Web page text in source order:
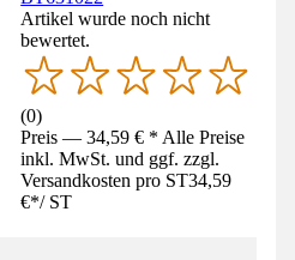
Artikel wurde noch nicht
bewertet.
(0)
Preis — 34,59 € * Alle Preise
inkl. MwSt. und ggf. zzgl.
Versandkosten pro ST34,59
€*/ ST